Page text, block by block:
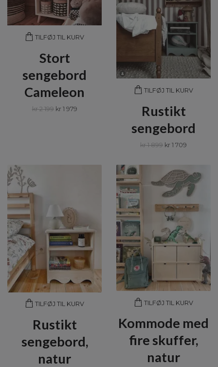
TILFØJ TIL KURV
Stort
sengebord
Cameleon
kr 2 199 kr 1 979
TILFØJ TIL KURV
Rustikt
sengebord
kr 1 899 kr 1 709
TILFØJ TIL KURV
Rustikt
sengebord,
natur
TILFØJ TIL KURV
Kommode med
fire skuffer,
natur